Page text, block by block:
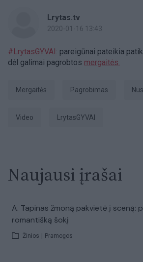
Lrytas.tv
2020-01-16 13:43
#LrytasGYVAI: pareigūnai pateikia
dėl galimai pagrobtos mergaitės.
mergaitės Pagrobimas
Video LrytasGYVAI
Naujausi įrašai
A. Tapinas žmoną pakvietė į sceną:
romantišką šokį
Žinios Pramogos